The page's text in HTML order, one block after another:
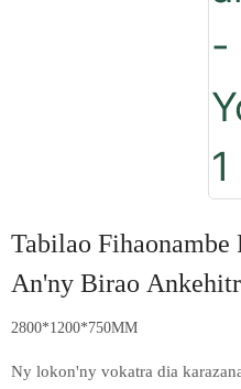
Tabilao
An'ny Birao
2800*1200*750MM
Ny lokon'ny vokatra dia